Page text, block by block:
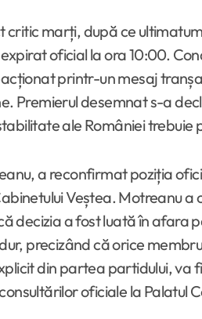
critic marți, după ce
oficial la ora 10:00.
printr-un mesaj
Premierul desemnat s-a
ale României
a reconfirmat poziția
Veștea. Motreanu
decizia a fost luată în afara
precizând că orice
din partea partidului, va
oficiale la